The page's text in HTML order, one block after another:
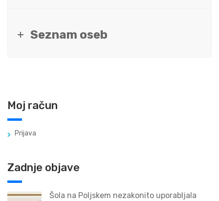
Seznam oseb
Moj račun
Prijava
Zadnje objave
Šola na Poljskem nezakonito uporabljala